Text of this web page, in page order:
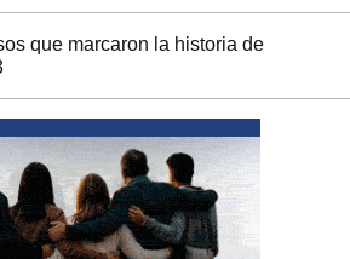
que marcaron la historia de